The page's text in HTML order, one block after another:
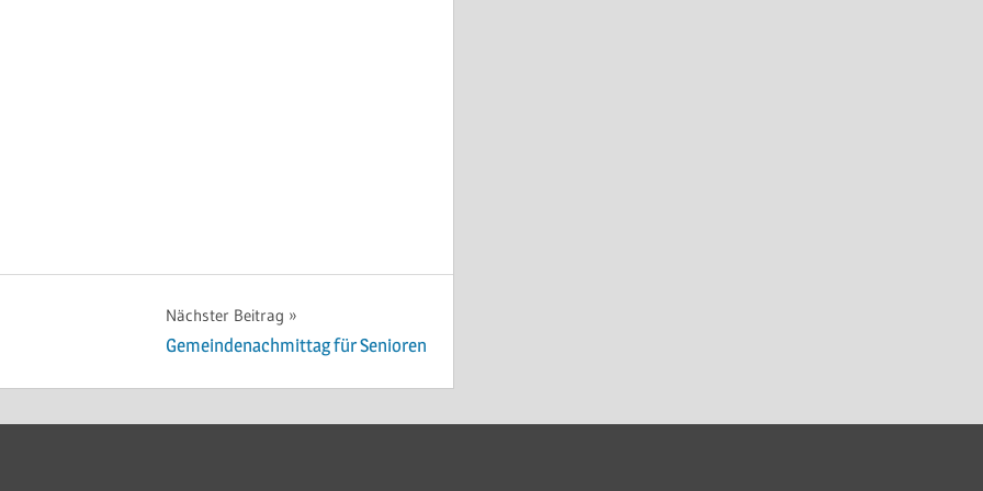
Nächster Beitrag
Gemeindenachmittag für Senioren